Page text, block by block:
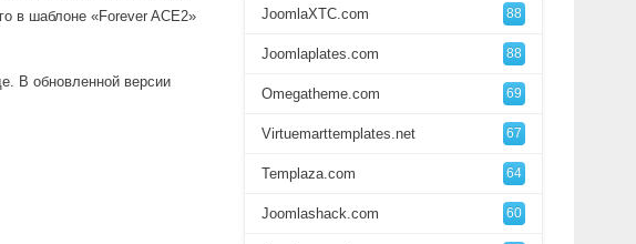
в шаблоне «Forever ACE2»
В обновленной версии
JoomlaXTC.com 88
Joomlaplates.com 88
Omegatheme.com 69
Virtuemarttemplates.net 67
Templaza.com 64
Joomlashack.com 60